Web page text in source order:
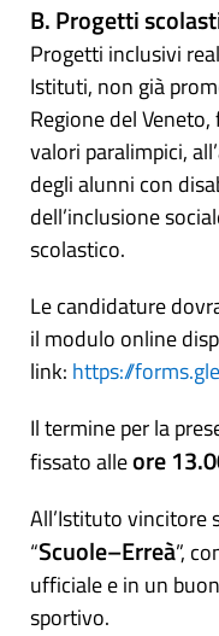
B. Progetti
Progetti inclusivi
Istituti, non già
Regione del
valori paralimpici,
degli alunni con
dell’inclusione
scolastico.
Le candidature
il modulo online
link: https://
Il termine per la
fissato alleore
All’Istituto vincitore
“Scuole–Erreà”,
ufficiale e in un
sportivo.